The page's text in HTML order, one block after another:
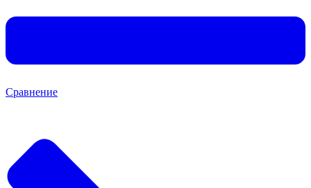
Сравнение